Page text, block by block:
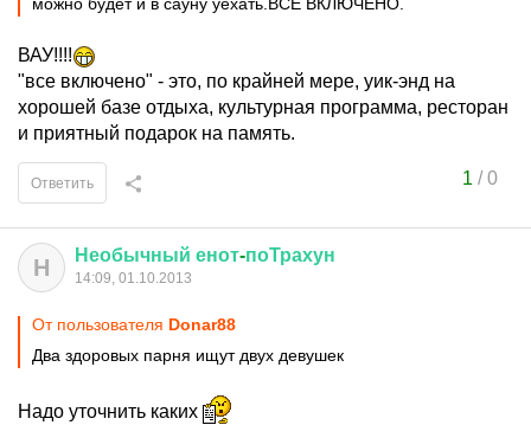
ВАУ!!!!
"все включено" - это, по крайней мере, уик-энд на
хорошей базе отдыха, культурная программа, ресторан
и приятный подарок на память.
1 /0
Ответить
Н Необычный енот-поТрахун
14:09, 01.10.2013
От пользователя Donar88
Два здоровых парня ищут двух девушек
Надо уточнить каких